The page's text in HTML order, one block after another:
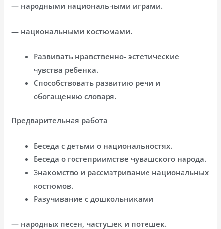
— народными национальными играми.
— национальными костюмами.
Развивать нравственно- эстетические
чувства ребенка.
Способствовать развитию речи и
обогащению словаря.
Предварительная работа
Беседа с детьми о национальностях.
Беседа о гостеприимстве чувашского народа.
Знакомство и рассматривание национальных
костюмов.
Разучивание с дошкольниками
— народных песен, частушек и потешек.